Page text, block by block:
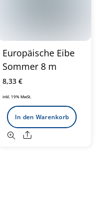
Europäische Eibe
Sommer 8 m
8,33€
inkl. 19% MwSt.
In den Warenkorb
Share